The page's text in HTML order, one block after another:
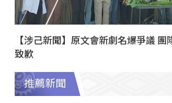
【涉己新聞】原文會新劇名爆爭議
致歉
推薦新聞